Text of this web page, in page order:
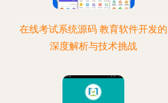
在线考试系统源码 教育软件开发的
深度解析与技术挑战